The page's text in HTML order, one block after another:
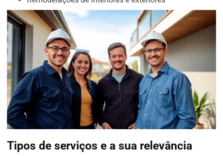
Tipos de serviços e a sua relevância